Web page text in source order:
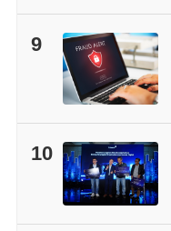
9
10